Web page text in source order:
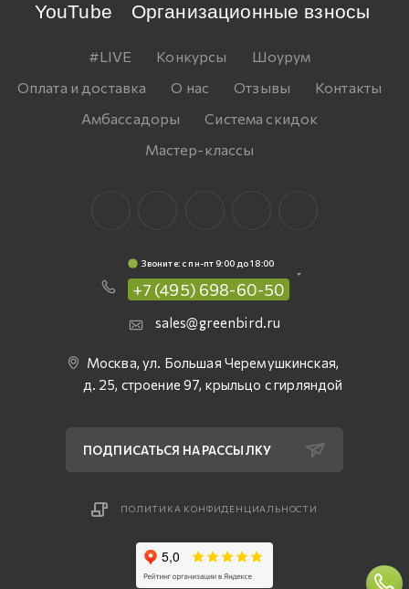
YouTube
Организационные взносы
#LIVE Конкурсы
Шоурум
Оплата и доставка
О нас Отзывы
Контакты
Амбассадоры
Система скидок
Мастер-классы
Звоните: c пн-пт 9:00 до 18:00
+7 (495) 698-60-50
sales@greenbird.ru
Москва, ул. Большая Черемушкинская,
д. 25, строение 97, крыльцо с гирляндой
ПОДПИСАТЬСЯ НА РАССЫЛКУ
ПОЛИТИКА КОНФИДЕНЦИАЛЬНОСТИ